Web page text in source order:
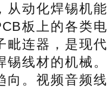
从动化焊锡机能
板上的各类电
毗连器，是现代
线材的机械。
向。视频音频线